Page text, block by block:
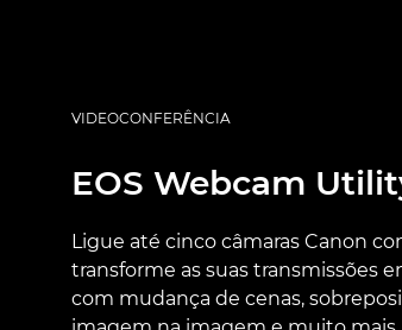
VIDEOCONFERÊNCIA
EOS Webcam
Ligue até cinco câmaras Canon
transforme as suas transmissões
com mudança de cenas,